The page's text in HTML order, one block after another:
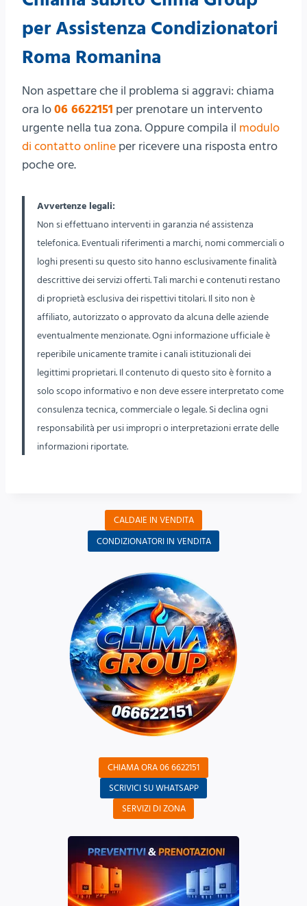
per Assistenza Condizionatori
Roma Romanina
Non aspettare che il problema si aggravi: chiama
ora lo06 6622151 per prenotare un intervento
urgente nella tua zona. Oppure compila il modulo
di contatto online per ricevere una risposta entro
poche ore.
Avvertenze legali:
Non si effettuano interventi in garanzia né assistenza
telefonica. Eventuali riferimenti a marchi, nomi commerciali o
loghi presenti su questo sito hanno esclusivamente finalità
descrittive dei servizi offerti. Tali marchi e contenuti restano
di proprietà esclusiva dei rispettivi titolari. Il sito non è
affiliato, autorizzato o approvato da alcuna delle aziende
eventualmente menzionate. Ogni informazione ufficiale è
reperibile unicamente tramite i canali istituzionali dei
legittimi proprietari. Il contenuto di questo sito è fornito a
solo scopo informativo e non deve essere interpretato come
consulenza tecnica, commerciale o legale. Si declina ogni
responsabilità per usi impropri o interpretazioni errate delle
informazioni riportate.
CALDAIE IN VENDITA
CONDIZIONATORI IN VENDITA
CHIAMA ORA 06 6622151
SCRIVICI SU WHATSAPP
SERVIZI DI ZONA